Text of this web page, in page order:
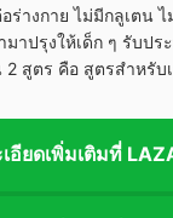
ร่างกาย ไม่มีกลูเตน
ปรุงให้เด็ก ๆ รับปร
2 สูตร คือ สูตรสำหรับ
อียดเพิ่มเติมที่